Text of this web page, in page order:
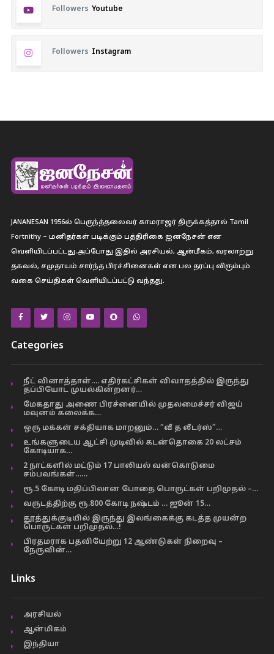
Followers Youtube
Followers Instagram
JANANESAN 1956ல் பெருந்த்தலைவர் காமராஜர் திருக்கத்தால் Tamil
Fortnithy – மனிதர்கள் படிக்கும் பத்திரிகை ஐனநேசன் என
வெளியிடப்பட்டது.அப்போது இதில் அரசியல், ஆன்மீகம், வரலாற்று
தகவல், சமுதாயம் சார்ந்த பிரச்சினைகள் என பல தரப்பு விரும்பும்
வகை செய்திகள் வெளியிடப்பட்டு வந்தது.
Categories
நீட் வினாத்தாள்…. எதிர்கட்சிகள் விவாதத்தில் இருந்து
தப்பியோட முயல்கின்றனர்…
மேகதாது அணை பிரச்னையில் முதலமைச்சர் விஜய்
மவுனம் கலைக்க…
ஒரு மக்கள் சக்தியாக மாறனும்… “வீ த லீடர்ஸ்”…
உங்களுடைய ஆட்சி முடிவில் கடன்தொகை 20 லட்சம்
கோடியாக…
2 நாட்களில் மட்டும் 17 பாலியல் வன்கொடுமை
சம்பவங்கள்……
ரூ.5 கோடி மதிப்பிலான போதை பொருட்கள் பறிமுதல் –…
வருடத்திற்கு ரூ.800 கோடி நஷ்டம் … ஜூன் 15…
தூத்துக்குடியில் இருந்து இலங்கைக்கு கடத்த முயன்ற
பொருட்கள் பறிமுதல்…!
பிரதமராக பதவியேற்று 12 ஆண்டுகள் நிறைவு –
நேருவின்…
Links
அரசியல்
ஆன்மிகம்
இந்தியா